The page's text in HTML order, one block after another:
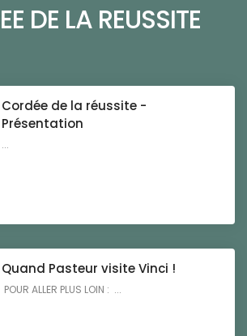
DE LA REUSSITE
Cordée de la réussite -
Présentation
...
Quand Pasteur visite Vinci !
POUR ALLER PLUS LOIN : ...